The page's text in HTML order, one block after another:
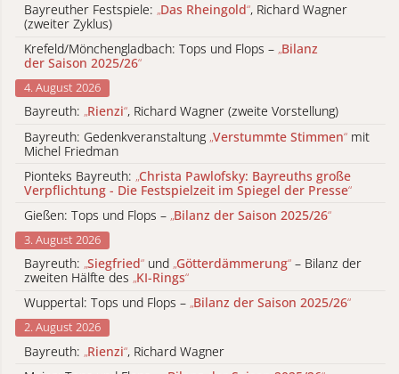
Bayreuther Festspiele: „Das Rheingold“, Richard Wagner
(zweiter Zyklus)
Krefeld/Mönchengladbach: Tops und Flops – „Bilanz
der Saison 2025/26“
4. August 2026
Bayreuth: „Rienzi“, Richard Wagner (zweite Vorstellung)
Bayreuth: Gedenkveranstaltung „Verstummte Stimmen“ mit
Michel Friedman
Pionteks Bayreuth: „Christa Pawlofsky: Bayreuths große
Verpflichtung - Die Festspielzeit im Spiegel der Presse“
Gießen: Tops und Flops – „Bilanz der Saison 2025/26“
3. August 2026
Bayreuth: „Siegfried“ und „Götterdämmerung“ – Bilanz der
zweiten Hälfte des „KI-Rings“
Wuppertal: Tops und Flops – „Bilanz der Saison 2025/26“
2. August 2026
Bayreuth: „Rienzi“, Richard Wagner